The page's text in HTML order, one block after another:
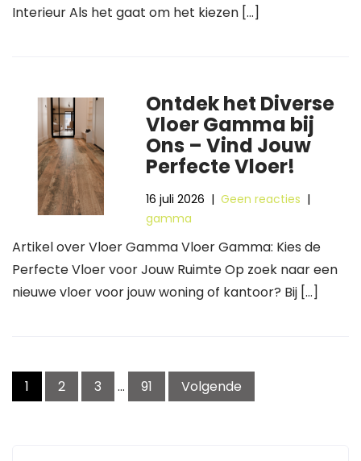
Interieur Als het gaat om het kiezen […]
Ontdek het Diverse
Vloer Gamma bij
Ons – Vind Jouw
Perfecte Vloer!
16 juli 2026 |Geen reacties |
gamma
Artikel over Vloer Gamma Vloer Gamma: Kies de
Perfecte Vloer voor Jouw Ruimte Op zoek naar een
nieuwe vloer voor jouw woning of kantoor? Bij […]
Berichtnavigatie
1 2 3 … 91 Volgende